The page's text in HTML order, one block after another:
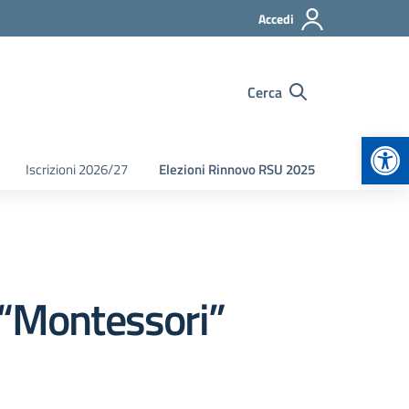
Accedi
Cerca
Iscrizioni 2026/27 Elezioni Rinnovo RSU 2025